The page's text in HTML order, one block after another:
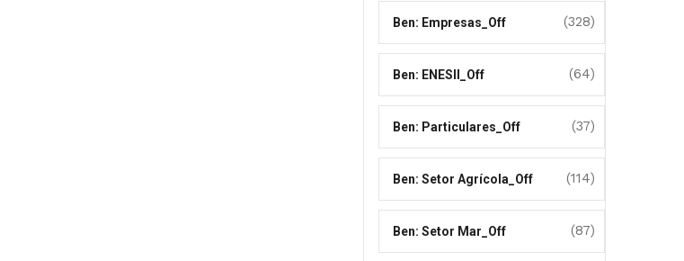
Ben: Empresas_Off (328)
Ben: ENESII_Off (64)
Ben: Particulares_Off (37)
Ben: Setor Agrícola_Off (114)
Ben: Setor Mar_Off (87)